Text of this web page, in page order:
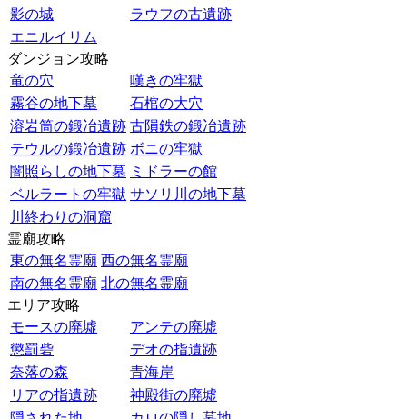
影の城
ラウフの古遺跡
エニルイリム
ダンジョン攻略
竜の穴
嘆きの牢獄
霧谷の地下墓
石棺の大穴
溶岩筒の鍛冶遺跡 古隕鉄の鍛冶遺跡
テウルの鍛冶遺跡 ボニの牢獄
闇照らしの地下墓 ミドラーの館
ベルラートの牢獄 サソリ川の地下墓
川終わりの洞窟
霊廟攻略
東の無名霊廟 西の無名霊廟
南の無名霊廟 北の無名霊廟
エリア攻略
モースの廃墟
アンテの廃墟
懲罰砦
デオの指遺跡
奈落の森
青海岸
リアの指遺跡
神殿街の廃墟